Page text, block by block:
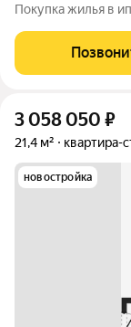
Покупка жилья в
обращайтесь в
3 058 050 ₽
21,4 м² квартира-
новостройка